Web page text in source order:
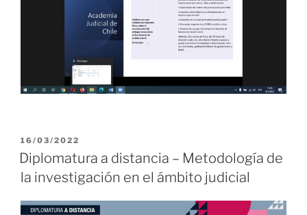
PUBLICADO
EL
16/03/2022
Diplomatura a distancia – Metodología de
la investigación en el ámbito judicial